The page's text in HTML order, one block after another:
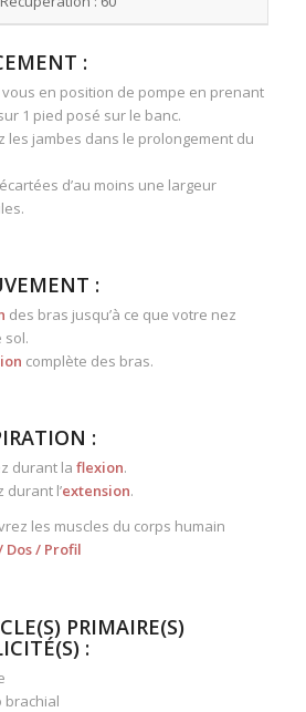
:
vous en position de pompe en prenant
1 pied posé sur le banc.
les jambes dans le prolongement du
d’au moins une largeur
:
des bras jusqu’à ce que votre nez
sol.
complète des bras.
:
durant la flexion.
durant l’extension.
les muscles du corps humain
Dos/ Profil
PRIMAIRE(S)
:
brachial